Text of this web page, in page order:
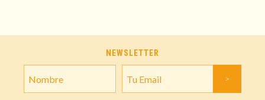
NEWSLETTER